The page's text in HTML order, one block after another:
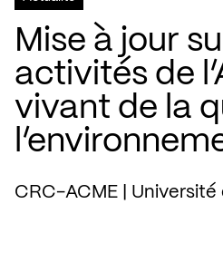
Mise à jour
activités de
vivant de la
CRC-ACME | Université